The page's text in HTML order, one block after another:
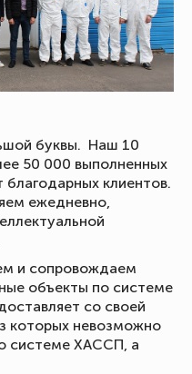
буквы. Наш 10
50 000 выполненных
благодарных клиентов.
ежедневно,
и сопровождаем
объекты по системе
со своей
которых невозможно
системе ХАССП, а